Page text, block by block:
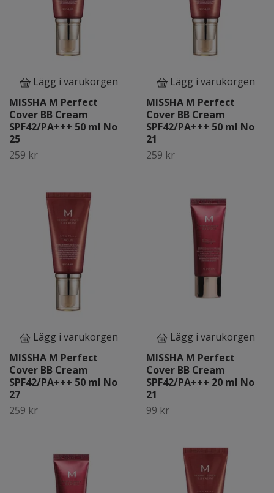
Lägg i varukorgen
MISSHA M Perfect
Cover BB Cream
SPF42/PA+++ 50 ml No
25
259 kr
Lägg i varukorgen
MISSHA M Perfect
Cover BB Cream
SPF42/PA+++ 50 ml No
21
259 kr
Lägg i varukorgen
MISSHA M Perfect
Cover BB Cream
SPF42/PA+++ 50 ml No
27
259 kr
Lägg i varukorgen
MISSHA M Perfect
Cover BB Cream
SPF42/PA+++ 20 ml No
21
99 kr